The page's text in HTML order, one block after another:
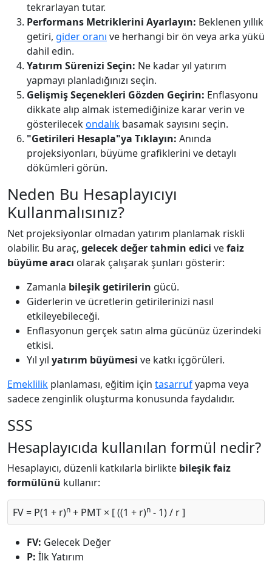
tekrarlayan tutar.
Performans Metriklerini Ayarlayın: Beklenen yıllık
getiri, gider oranı ve herhangi bir ön veya arka yükü
dahil edin.
Yatırım Sürenizi Seçin: Ne kadar yıl yatırım
yapmayı planladığınızı seçin.
Gelişmiş Seçenekleri Gözden Geçirin: Enflasyonu
dikkate alıp almak istemediğinize karar verin ve
gösterilecekondalık basamak sayısını seçin.
"Getirileri Hesapla"ya Tıklayın: Anında
projeksiyonları, büyüme grafiklerini ve detaylı
dökümleri görün.
Neden Bu Hesaplayıcıyı
Kullanmalısınız?
Net projeksiyonlar olmadan yatırım planlamak riskli
olabilir. Bu araç, gelecek değer tahmin edici vefaiz
büyüme aracı olarak çalışarak şunları gösterir:
Zamanla bileşik getirilerin gücü.
Giderlerin ve ücretlerin getirilerinizi nasıl
etkileyebileceği.
Enflasyonun gerçek satın alma gücünüz üzerindeki
etkisi.
Yıl yıl yatırım büyümesi ve katkı içgörüleri.
Emeklilik planlaması, eğitim için tasarrufyapma veya
sadece zenginlik oluşturma konusunda faydalıdır.
SSS
Hesaplayıcıda kullanılan formül nedir?
Hesaplayıcı, düzenli katkılarla birlikte bileşik faiz
formülünü kullanır:
FV = P(1 + r)n + PMT × [ ((1 + r)n - 1) / r ]
FV: Gelecek Değer
P: İlk Yatırım